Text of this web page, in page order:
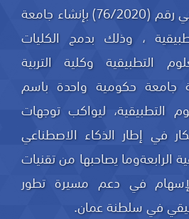
جاء المرسوم السلطاني رقم (76/2020) بإنشاء جامعة
، وذلك بدمج الكليات
التطبيقية وكلية التربية
جامعة حكومية واحدة باسم
التطبيقية، ليواكب توجهات
في إطار الذكاء الاصطناعي
الرابعةوما يصاحبها من تقنيات
في دعم مسيرة تطور
في سلطنة عمان.